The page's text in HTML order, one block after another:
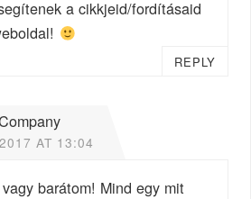
a cikkjeid/fordításaid
REPLY
AT 13:04
barátom! Mind egy mit